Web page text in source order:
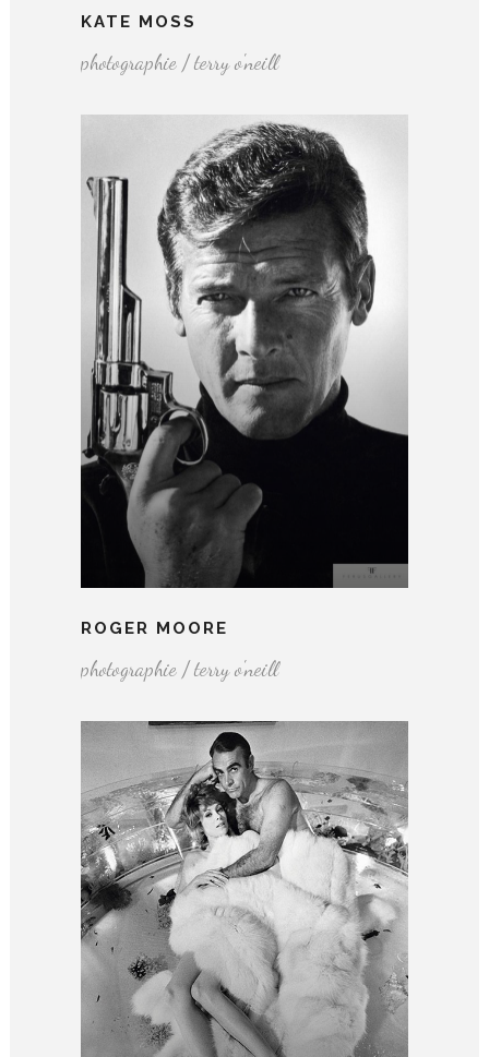
KATE MOSS
photographie / terry o'neill
ROGER MOORE
photographie / terry o'neill